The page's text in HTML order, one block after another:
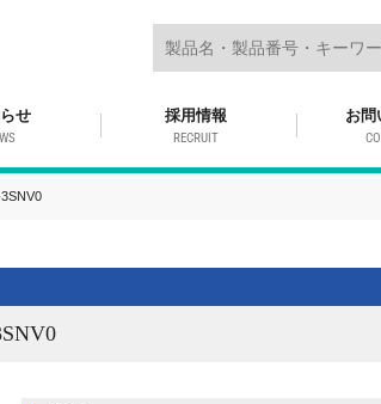
せ 採用情報
RECRUIT
お問